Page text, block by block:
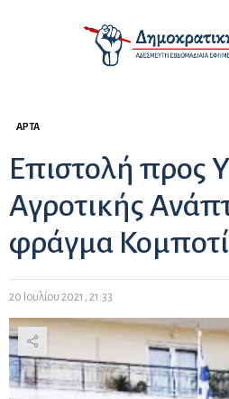
ΆΡΤΑ
Επιστολή προς
Αγροτικής
φράγμα
20 Ιουλίου 2021, 21:33